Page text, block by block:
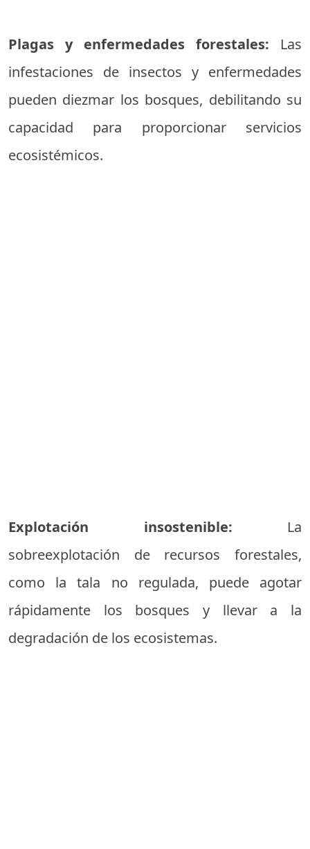
Plagas y enfermedades forestales: Las
infestaciones de insectos y enfermedades
pueden diezmar los bosques, debilitando su
capacidad para proporcionar servicios
ecosistémicos.
Explotación insostenible: La
sobreexplotación de recursos forestales,
como la tala no regulada, puede agotar
rápidamente los bosques y llevar a la
degradación de los ecosistemas.